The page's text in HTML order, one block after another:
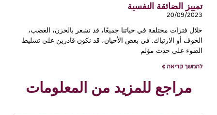
تمييز الضائقة النفسية
20/09/2023
خلال فترات مختلفة في حياتنا جميعًا، قد نشعر بالحزن، الغضب،
الخوف أو الارتباك. في بعض الأحيان، قد نكون قادرين على تسليط
الضوء على حدث مؤلم
להמשך קריאה »
مراجع للمزيد من المعلومات